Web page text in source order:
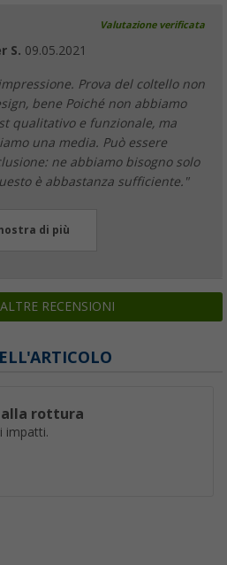
Valutazione verificata
S. 09.05.2021
Prova del coltello non
bene Poiché non abbiamo
qualitativo e funzionale, ma
una media. Può essere
ne abbiamo bisogno solo
è abbastanza sufficiente."
di più
RECENSIONI
alla rottura
impatti.